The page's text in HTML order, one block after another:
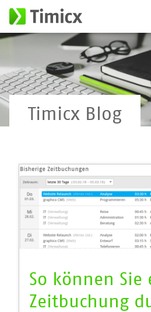
Timicx Blog
So können Sie
Zeitbuchung